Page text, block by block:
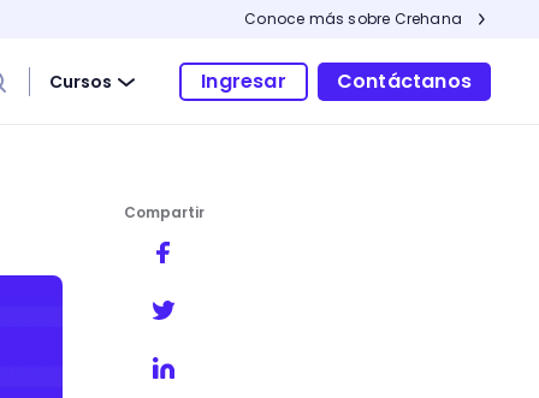
Conoce más sobre Crehana
Cursos Ingresar Contáctanos
Compartir